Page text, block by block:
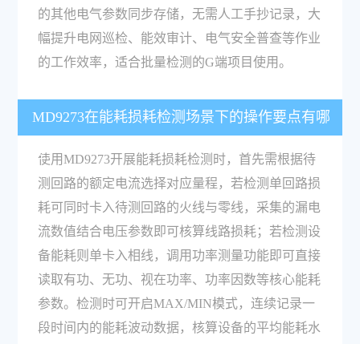
的其他电气参数同步存储，无需人工手抄记录，大
幅提升电网巡检、能效审计、电气安全普查等作业
的工作效率，适合批量检测的G端项目使用。
MD9273在能耗损耗检测场景下的操作要点有哪
些？
使用MD9273开展能耗损耗检测时，首先需根据待
测回路的额定电流选择对应量程，若检测单回路损
耗可同时卡入待测回路的火线与零线，采集的漏电
流数值结合电压参数即可核算线路损耗；若检测设
备能耗则单卡入相线，调用功率测量功能即可直接
读取有功、无功、视在功率、功率因数等核心能耗
参数。检测时可开启MAX/MIN模式，连续记录一
段时间内的能耗波动数据，核算设备的平均能耗水